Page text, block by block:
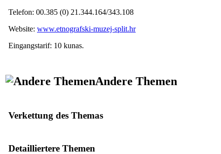
Telefon: 00.385 (0) 21.344.164/343.108
Website: www.etnografski-muzej-split.hr
Eingangstarif: 10 kunas.
Andere Themen
Verkettung des Themas
Detailliertere Themen